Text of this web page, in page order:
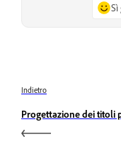
Sì
Indietro
Progettazione dei titoli